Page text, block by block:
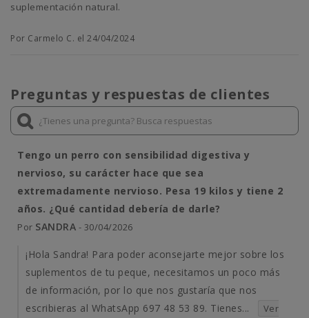
suplementación natural.
Por Carmelo C. el 24/04/2024
Preguntas y respuestas de clientes
Tengo un perro con sensibilidad digestiva y
nervioso, su carácter hace que sea
extremadamente nervioso. Pesa 19 kilos y tiene 2
años. ¿Qué cantidad debería de darle?
Por SANDRA - 30/04/2026
¡Hola Sandra! Para poder aconsejarte mejor sobre los
suplementos de tu peque, necesitamos un poco más
de información, por lo que nos gustaría que nos
escribieras al WhatsApp 697 48 53 89. Tienes...
Ver